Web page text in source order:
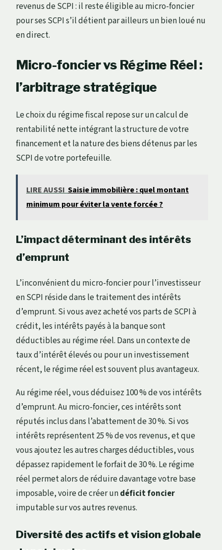
revenus de SCPI : il reste éligible au micro-foncier
pour ses SCPI s’il détient par ailleurs un bien loué nu
en direct.
Micro-foncier vs Régime Réel :
l’arbitrage stratégique
Le choix du régime fiscal repose sur un calcul de
rentabilité nette intégrant la structure de votre
financement et la nature des biens détenus par les
SCPI de votre portefeuille.
LIRE AUSSI Saisie immobilière : quel montant
minimum pour éviter la vente forcée ?
L’impact déterminant des intérêts
d’emprunt
L’inconvénient du micro-foncier pour l’investisseur
en SCPI réside dans le traitement des intérêts
d’emprunt. Si vous avez acheté vos parts de SCPI à
crédit, les intérêts payés à la banque sont
déductibles au régime réel. Dans un contexte de
taux d’intérêt élevés ou pour un investissement
récent, le régime réel est souvent plus avantageux.
Au régime réel, vous déduisez 100 % de vos intérêts
d’emprunt. Au micro-foncier, ces intérêts sont
réputés inclus dans l’abattement de 30 %. Si vos
intérêts représentent 25 % de vos revenus, et que
vous ajoutez les autres charges déductibles, vous
dépassez rapidement le forfait de 30 %. Le régime
réel permet alors de réduire davantage votre base
imposable, voire de créer undéficit foncier
imputable sur vos autres revenus.
Diversité des actifs et vision globale